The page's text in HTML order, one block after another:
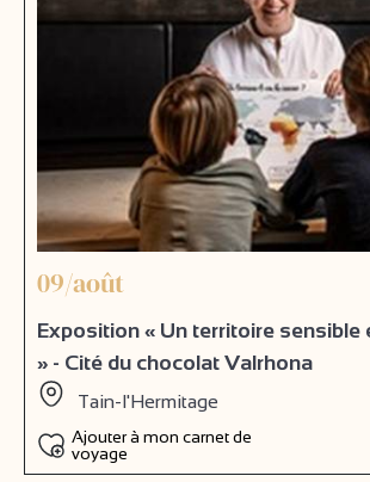
09/août
Exposition « Un territoire sensible
» - Cité du chocolat Valrhona
Tain-l'Hermitage
Ajouter à mon carnet de
voyage